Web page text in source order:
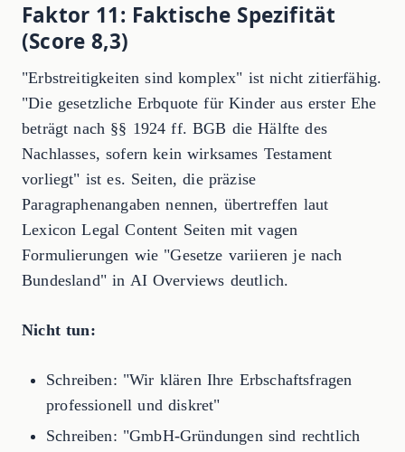
Faktor 11: Faktische Spezifität
(Score 8,3)
"Erbstreitigkeiten sind komplex" ist nicht zitierfähig.
"Die gesetzliche Erbquote für Kinder aus erster Ehe
beträgt nach §§ 1924 ff. BGB die Hälfte des
Nachlasses, sofern kein wirksames Testament
vorliegt" ist es. Seiten, die präzise
Paragraphenangaben nennen, übertreffen laut
Lexicon Legal Content Seiten mit vagen
Formulierungen wie "Gesetze variieren je nach
Bundesland" in AI Overviews deutlich.
Nicht tun:
Schreiben: "Wir klären Ihre Erbschaftsfragen
professionell und diskret"
Schreiben: "GmbH-Gründungen sind rechtlich